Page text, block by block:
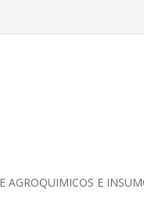
AGROQUIMICOS E